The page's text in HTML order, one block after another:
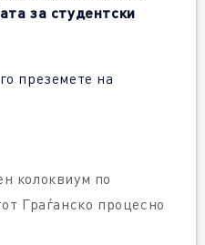
за студентски
преземете на
колоквиум по
Граѓанско процесно